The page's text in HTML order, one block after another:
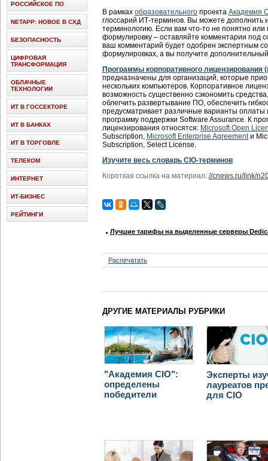
В рамках образовательного проекта Академия
глоссарий ИТ-терминов. Вы можете дополнить
терминологию. Если вам что-то не понятно
формулировку – оставляйте комментарии под
ваш комментарий будет одобрен экспертным
формулировках, а вы получите
Программы корпоративного лицензирования
предназначены для организаций, которые
нескольких компьютеров. Корпоративное
возможность существенно сэкономить
облегчить развертывание ПО, обеспечить
предусматривает различные варианты
программу поддержки Software Assurance. К
лицензирования относятся: Microsoft Open
Subscription, Microsoft Enterprise Agreementи
Subscription, Select License.
Изучите весь словарь CIO-терминов
Короткая ссылка на материал: //cnews.ru/link/
Лучшие тарифы на выделенные серверы
Распечатать
ДРУГИЕ МАТЕРИАЛЫ РУБРИКИ
"Академия CIO":
определены
победители
Эксперты
лауреатов
для CIO
РОССИЙСКОЕ ПО
NETAPP: НОВОЕ В СХД
БЕЗОПАСНОСТЬ
ЦИФРОВАЯ
ТРАНСФОРМАЦИЯ
ОБЛАЧНЫЕ
ТЕХНОЛОГИИ
ИТ В ГОССЕКТОРЕ
ИТ В БАНКАХ
ИТ В ТОРГОВЛЕ
ТЕЛЕКОМ
ИНТЕРНЕТ
ИТ-БИЗНЕС
РЕЙТИНГИ